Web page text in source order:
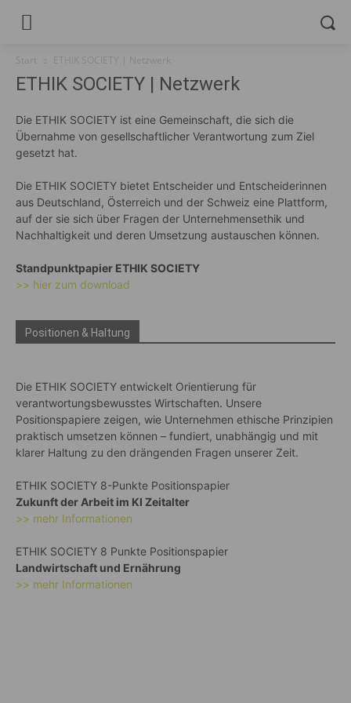
Start ETHIK SOCIETY | Netzwerk
ETHIK SOCIETY | Netzwerk
Die ETHIK SOCIETY ist eine Gemeinschaft, die sich die
Übernahme von gesellschaftlicher Verantwortung zum Ziel
gesetzt hat.
Die ETHIK SOCIETY bietet Entscheider und Entscheiderinnen
aus Deutschland, Österreich und der Schweiz eine Plattform,
auf der sie sich über Fragen der Unternehmensethik und
Nachhaltigkeit und deren Umsetzung austauschen können.
Standpunktpapier ETHIK SOCIETY
>> hier zum download
Positionen & Haltung
Die ETHIK SOCIETY entwickelt Orientierung für
verantwortungsbewusstes Wirtschaften. Unsere
Positionspapiere zeigen, wie Unternehmen ethische Prinzipien
praktisch umsetzen können – fundiert, unabhängig und mit
klarer Haltung zu den drängenden Fragen unserer Zeit.
ETHIK SOCIETY 8-Punkte Positionspapier
Zukunft der Arbeit im KI Zeitalter
>> mehr Informationen
ETHIK SOCIETY 8 Punkte Positionspapier
Landwirtschaft und Ernährung
>> mehr Informationen